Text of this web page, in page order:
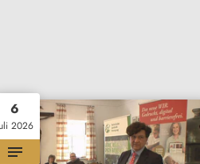
6
2026